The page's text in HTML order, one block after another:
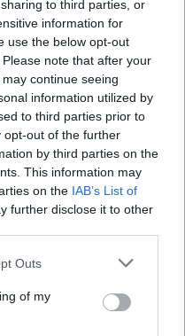
to third parties, or
information for
use the below opt-out
note that after your
continue seeing
information utilized by
to third parties prior to
opt-out of the further
by third parties on the
This information may
on the IAB’s List of
further disclose it to other
Outs
of my
Google News